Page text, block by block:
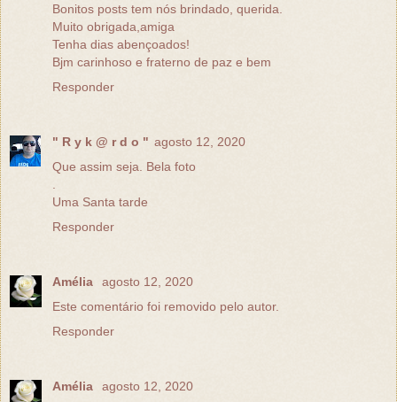
Bonitos posts tem nós brindado, querida.
Muito obrigada,amiga
Tenha dias abençoados!
Bjm carinhoso e fraterno de paz e bem
Responder
" R y k @ r d o " agosto 12, 2020
Que assim seja. Bela foto
Uma Santa tarde
Responder
Amélia
agosto 12, 2020
Este comentário foi removido pelo autor.
Responder
Amélia
agosto 12, 2020